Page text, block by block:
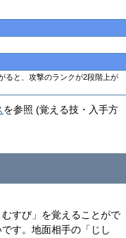
ると、攻撃のランクが2段階上が
を参照 (覚える技・入手方
すび」を覚えることがで
す。地面相手の「じし